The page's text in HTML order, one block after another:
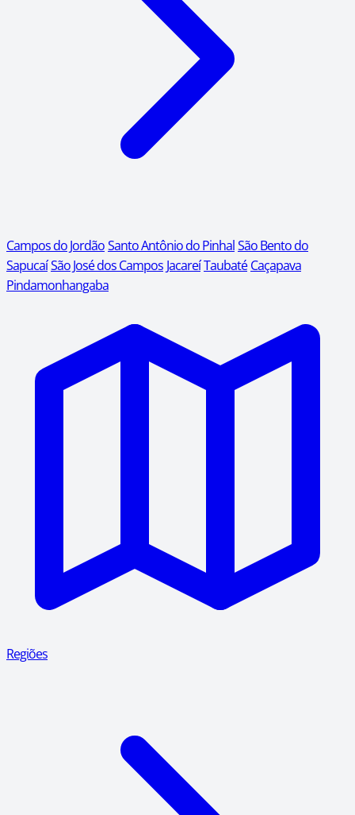
Campos do JordãoSanto Antônio do PinhalSão Bento do
SapucaíSão José dos Campos JacareíTaubaté Caçapava
Pindamonhangaba
Regiões